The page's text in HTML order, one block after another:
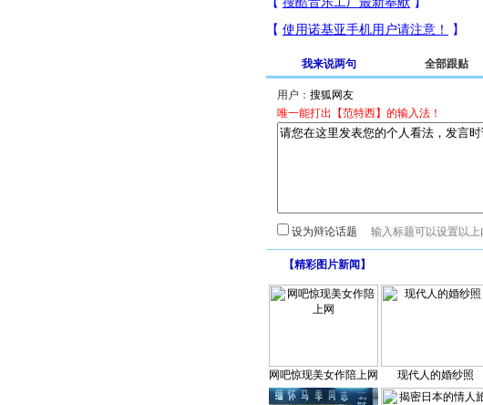
我来说两句 全部跟贴
用户：
唯一能打出【范特西】的输入法！
设为辩论话题
【精彩图片新闻 】
网吧惊现美女作陪上网 现代人的婚纱照